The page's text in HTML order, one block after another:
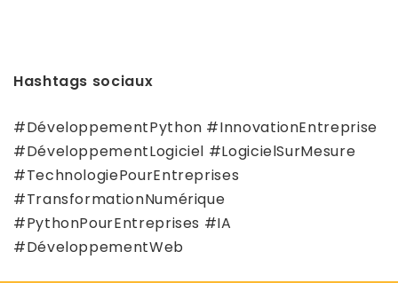
Hashtags sociaux
#DéveloppementPython #InnovationEntreprise
#DéveloppementLogiciel #LogicielSurMesure
#TechnologiePourEntreprises
#TransformationNumérique
#PythonPourEntreprises #IA
#DéveloppementWeb